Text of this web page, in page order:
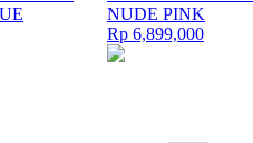
NUDE PINK
Rp 6,899,000